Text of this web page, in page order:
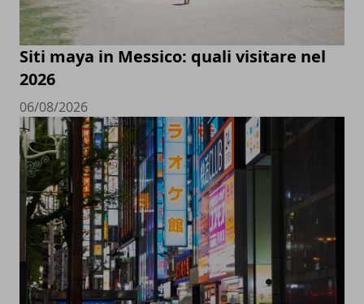
Siti maya in Messico: quali visitare nel
2026
06/08/2026